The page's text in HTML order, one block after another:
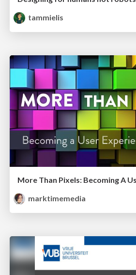
tammielis
marktimemedia